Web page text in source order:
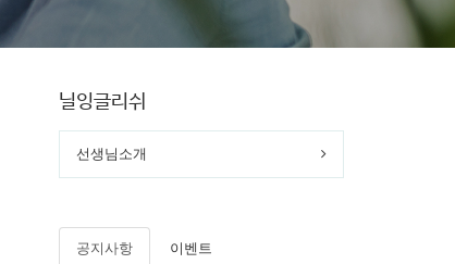
닐잉글리쉬
선생님소개
공지사항 이벤트